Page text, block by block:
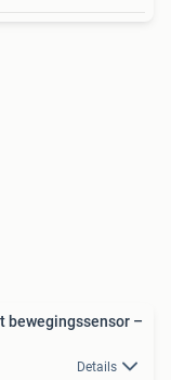
bewegingssensor –
Details